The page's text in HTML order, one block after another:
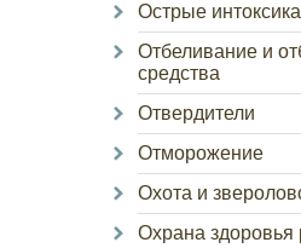
Острые
Отбеливание и
средства
Отвердители
Отморожение
Охота и
Охрана